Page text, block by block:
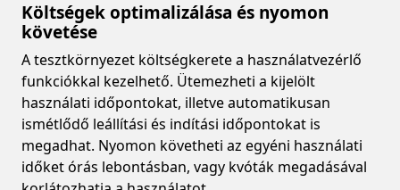
Költségek optimalizálása és nyomon
követése
A tesztkörnyezet költségkerete a használatvezérlő
funkciókkal kezelhető. Ütemezheti a kijelölt
használati időpontokat, illetve automatikusan
ismétlődő leállítási és indítási időpontokat is
megadhat. Nyomon követheti az egyéni használati
időket órás lebontásban, vagy kvóták megadásával